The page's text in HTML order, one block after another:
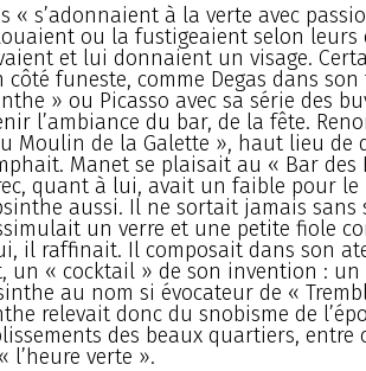
« s’adonnaient à la verte avec
ou la fustigeaient selon leurs
et lui donnaient un visage.
côté funeste, comme Degas dans
» ou Picasso avec sa série des
l’ambiance du bar, de la fête.
Moulin de la Galette », haut lieu de
Manet se plaisait au « Bar des
quant à lui, avait un faible pour le
aussi. Il ne sortait jamais sans
un verre et une petite fiole
il raffinait. Il composait dans son
un « cocktail » de son invention : un
au nom si évocateur de «
relevait donc du snobisme de
des beaux quartiers, entre
l’heure verte ».